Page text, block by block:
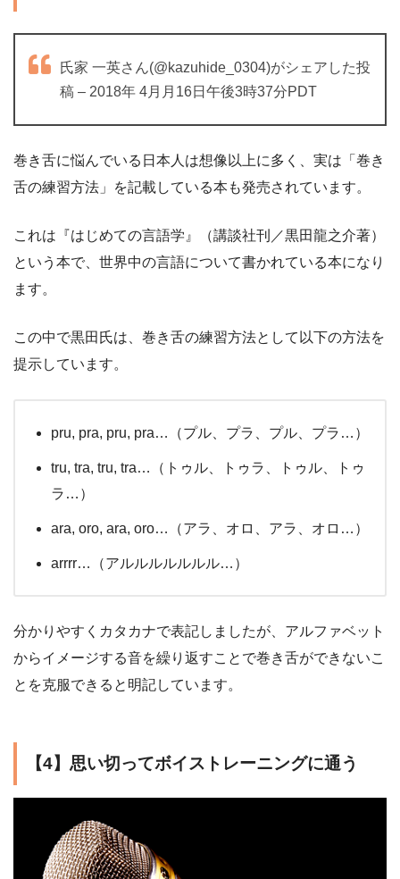
氏家 一英さん(@kazuhide_0304)がシェアした投
稿 – 2018年 4月月16日午後3時37分PDT
巻き舌に悩んでいる日本人は想像以上に多く、実は「巻き
舌の練習方法」を記載している本も発売されています。
これは『はじめての言語学』（講談社刊／黒田龍之介著）
という本で、世界中の言語について書かれている本になり
ます。
この中で黒田氏は、巻き舌の練習方法として以下の方法を
提示しています。
pru, pra, pru, pra…（プル、プラ、プル、プラ…）
tru, tra, tru, tra…（トゥル、トゥラ、トゥル、トゥ
ラ…）
ara, oro, ara, oro…（アラ、オロ、アラ、オロ…）
arrrr…（アルルルルルルル…）
分かりやすくカタカナで表記しましたが、アルファベット
からイメージする音を繰り返すことで巻き舌ができないこ
とを克服できると明記しています。
【4】思い切ってボイストレーニングに通う